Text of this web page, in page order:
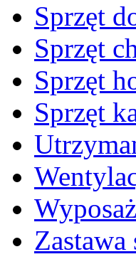
Sprzęt
Sprzęt
Sprzęt
Sprzęt
Zastawa